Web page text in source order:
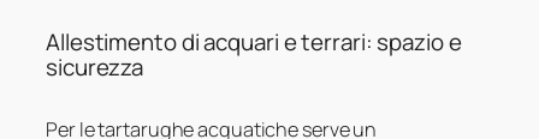
Allestimento di acquari e terrari: spazio e
sicurezza
Per le tartarughe acquatiche serve un